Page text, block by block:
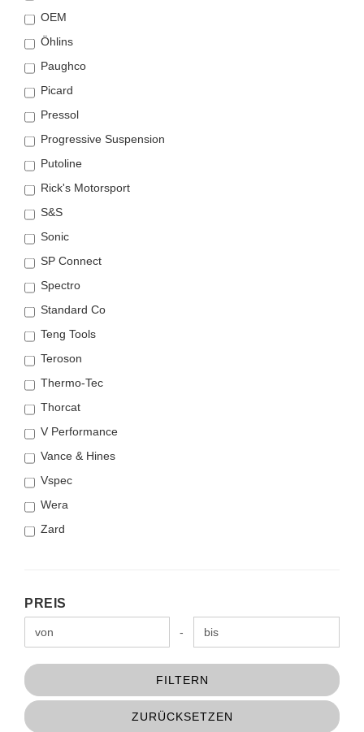
OEM
Öhlins
Paughco
Picard
Pressol
Progressive Suspension
Putoline
Rick's Motorsport
S&S
Sonic
SP Connect
Spectro
Standard Co
Teng Tools
Teroson
Thermo-Tec
Thorcat
V Performance
Vance & Hines
Vspec
Wera
Zard
PREIS
PREIS
Preis bis -
FILTERN
ZURÜCKSETZEN